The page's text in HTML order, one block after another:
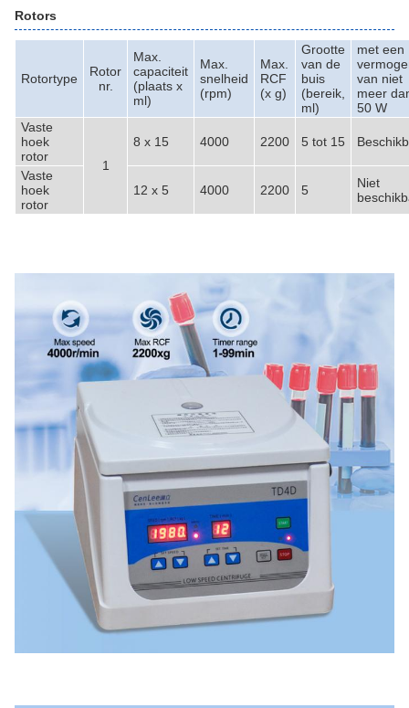
Rotors
Rotortype
Rotor
nr.
Max.
capaciteit
(plaats x
ml)
Max.
snelheid
(rpm)
Max.
RCF
(x g)
Grootte
van de
buis
(bereik,
ml)
met een
van niet
meer
50 W
Vaste
hoek
rotor
1
8 x 15 4000 2200 5 tot 15
Vaste
hoek
rotor
12 x 5 4000 2200 5
Niet